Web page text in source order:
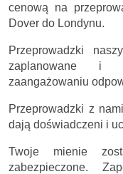
cenową na
Dover do Londynu.
Przeprowadzki
zaplanowane i
zaangażowaniu
Przeprowadzki z
dają doświadczeni i
Twoje mienie
zabezpieczone.